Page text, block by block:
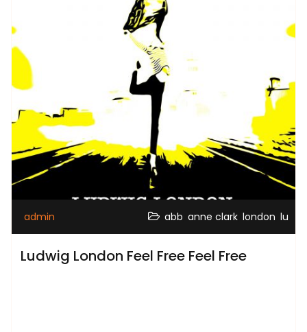
admin abb anne clark london lu
Ludwig London Feel Free Feel Free